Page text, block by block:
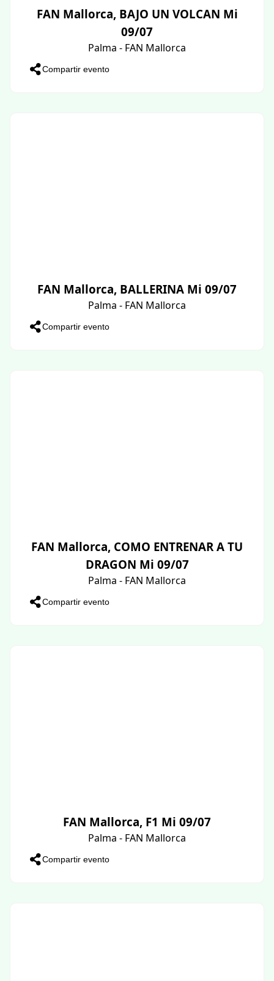
FAN Mallorca, BAJO UN VOLCAN Mi
09/07
Palma - FAN Mallorca
Compartir evento
FAN Mallorca, BALLERINA Mi 09/07
Palma - FAN Mallorca
Compartir evento
FAN Mallorca, COMO ENTRENAR A TU
DRAGON Mi 09/07
Palma - FAN Mallorca
Compartir evento
FAN Mallorca, F1 Mi 09/07
Palma - FAN Mallorca
Compartir evento